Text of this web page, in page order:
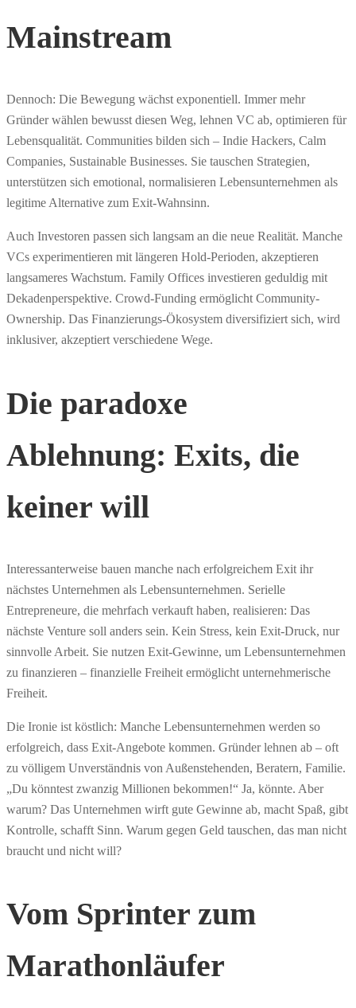
Mainstream
Dennoch: Die Bewegung wächst exponentiell. Immer mehr
Gründer wählen bewusst diesen Weg, lehnen VC ab, optimieren für
Lebensqualität. Communities bilden sich – Indie Hackers, Calm
Companies, Sustainable Businesses. Sie tauschen Strategien,
unterstützen sich emotional, normalisieren Lebensunternehmen als
legitime Alternative zum Exit-Wahnsinn.
Auch Investoren passen sich langsam an die neue Realität. Manche
VCs experimentieren mit längeren Hold-Perioden, akzeptieren
langsameres Wachstum. Family Offices investieren geduldig mit
Dekadenperspektive. Crowd-Funding ermöglicht Community-
Ownership. Das Finanzierungs-Ökosystem diversifiziert sich, wird
inklusiver, akzeptiert verschiedene Wege.
Die paradoxe
Ablehnung: Exits, die
keiner will
Interessanterweise bauen manche nach erfolgreichem Exit ihr
nächstes Unternehmen als Lebensunternehmen. Serielle
Entrepreneure, die mehrfach verkauft haben, realisieren: Das
nächste Venture soll anders sein. Kein Stress, kein Exit-Druck, nur
sinnvolle Arbeit. Sie nutzen Exit-Gewinne, um Lebensunternehmen
zu finanzieren – finanzielle Freiheit ermöglicht unternehmerische
Freiheit.
Die Ironie ist köstlich: Manche Lebensunternehmen werden so
erfolgreich, dass Exit-Angebote kommen. Gründer lehnen ab – oft
zu völligem Unverständnis von Außenstehenden, Beratern, Familie.
„Du könntest zwanzig Millionen bekommen!“ Ja, könnte. Aber
warum? Das Unternehmen wirft gute Gewinne ab, macht Spaß, gibt
Kontrolle, schafft Sinn. Warum gegen Geld tauschen, das man nicht
braucht und nicht will?
Vom Sprinter zum
Marathonläufer